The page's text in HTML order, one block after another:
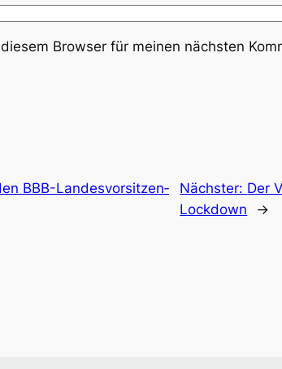
Browser für meinen nächsten
BBB-Lan­des­vor­sit­zen­
Nächster: Der
Lock­down
→